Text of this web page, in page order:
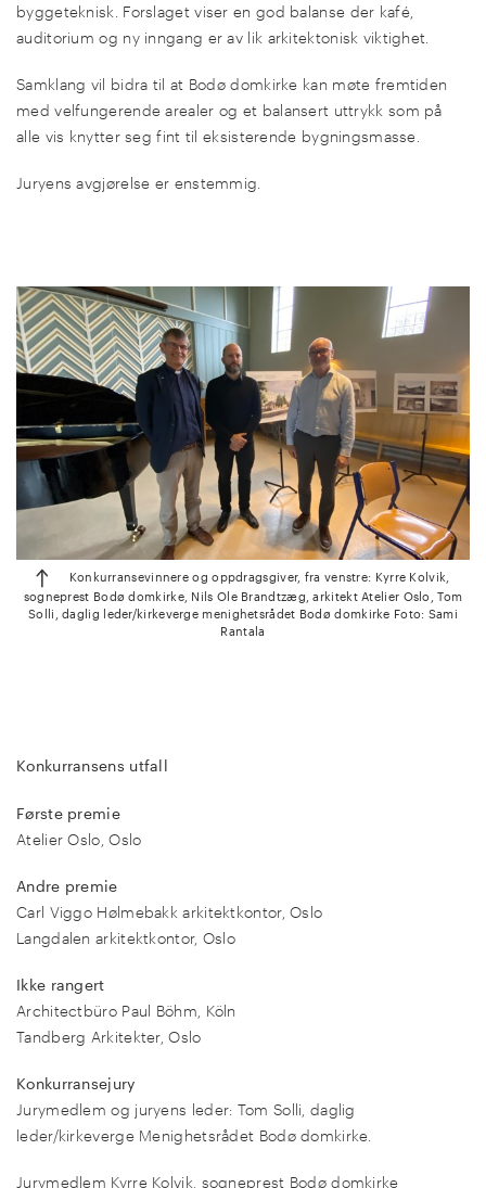
byggeteknisk. Forslaget viser en god balanse der kafé,
auditorium og ny inngang er av lik arkitektonisk viktighet.
Samklang vil bidra til at Bodø domkirke kan møte fremtiden
med velfungerende arealer og et balansert uttrykk som på
alle vis knytter seg fint til eksisterende bygningsmasse.
Juryens avgjørelse er enstemmig.
Konkurransevinnere og oppdragsgiver, fra venstre: Kyrre Kolvik,
sogneprest Bodø domkirke, Nils Ole Brandtzæg, arkitekt Atelier Oslo, Tom
Solli, daglig leder/kirkeverge menighetsrådet Bodø domkirke Foto: Sami
Rantala
Konkurransens utfall
Første premie
Atelier Oslo, Oslo
Andre premie
Carl Viggo Hølmebakk arkitektkontor, Oslo
Langdalen arkitektkontor, Oslo
Ikke rangert
Architectbüro Paul Böhm, Köln
Tandberg Arkitekter, Oslo
Konkurransejury
Jurymedlem og juryens leder: Tom Solli, daglig
leder/kirkeverge Menighetsrådet Bodø domkirke.
Jurymedlem Kyrre Kolvik, sogneprest Bodø domkirke